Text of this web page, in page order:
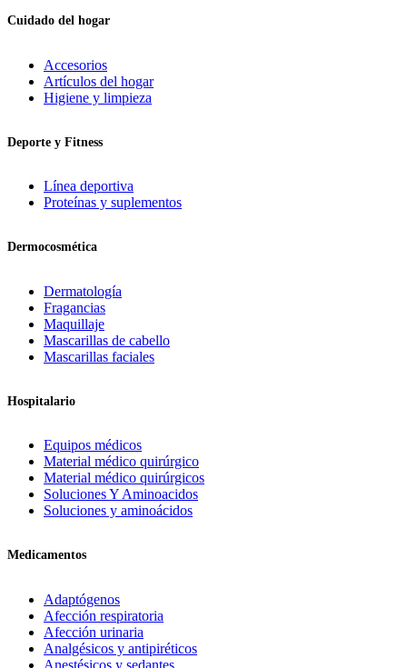
Cuidado del hogar
Accesorios
Artículos del hogar
Higiene y limpieza
Deporte y Fitness
Línea deportiva
Proteínas y suplementos
Dermocosmética
Dermatología
Fragancias
Maquillaje
Mascarillas de cabello
Mascarillas faciales
Hospitalario
Equipos médicos
Material médico quirúrgico
Material médico quirúrgicos
Soluciones Y Aminoacidos
Soluciones y aminoácidos
Medicamentos
Adaptógenos
Afección respiratoria
Afección urinaria
Analgésicos y antipiréticos
Anestésicos y sedantes